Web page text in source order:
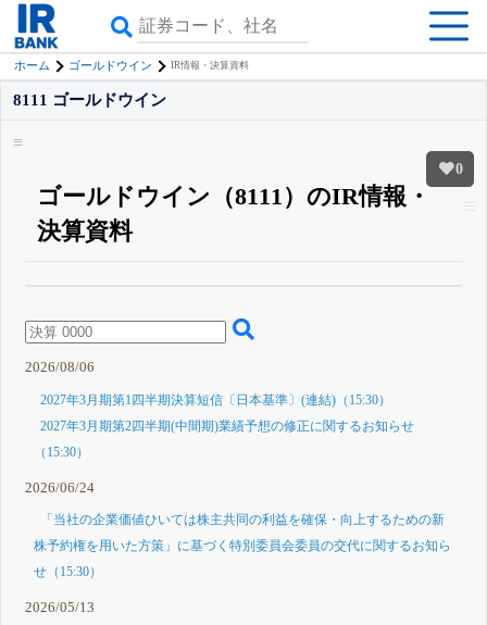
ホーム ゴールドウイン IR情報・決算資料
0
8111 ゴールドウイン
ゴールドウイン（8111）のIR情報・
決算資料
詳しく見られる無料でβ版をはじめる
登録すると永久30%OFFと米株版の先行利用も付きます
2026/08/06
2027年3月期第1四半期決算短信〔日本基準〕(連結)（15:30）
2027年3月期第2四半期(中間期)業績予想の修正に関するお知らせ
（15:30）
2026/06/24
「当社の企業価値ひいては株主共同の利益を確保・向上するための新
株予約権を用いた方策」に基づく特別委員会委員の交代に関するお知ら
せ（15:30）
2026/05/13